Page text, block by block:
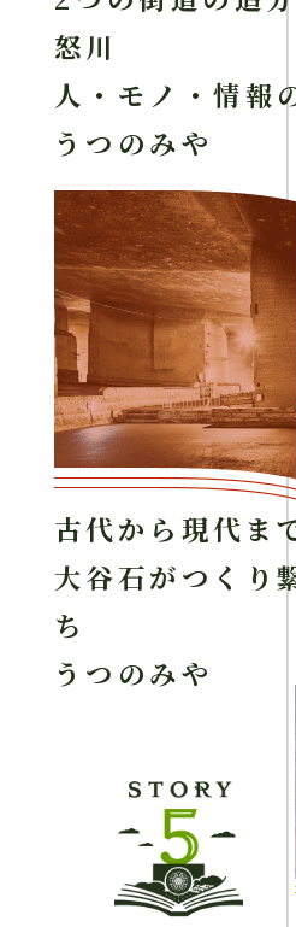
怒川
人・モノ・情報
うつのみや
古代から現代ま
大谷石がつくり
ち
うつのみや